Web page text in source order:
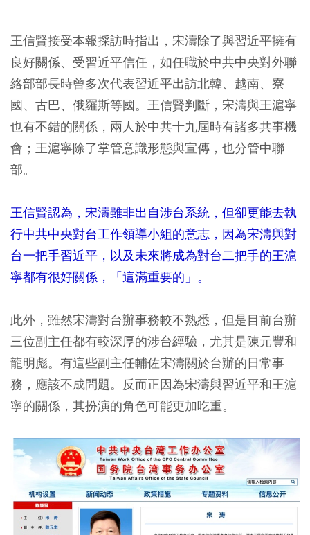
王信賢接受本報採訪時指出，宋濤除了與習近平擁有
良好關係、受習近平信任，如任職於中共中央對外聯
絡部部長時曾多次代表習近平出訪北韓、越南、寮
國、古巴、俄羅斯等國。王信賢判斷，宋濤與王滬寧
也有不錯的關係，兩人於中共十九屆時有諸多共事機
會；王滬寧除了掌管意識形態與宣傳，也分管中聯
部。
王信賢認為，宋濤雖非出自涉台系統，但卻更能去執
行中共中央對台工作領導小組的意志，因為宋濤與對
台一把手習近平，以及未來將成為對台二把手的王滬
寧都有很好關係，「這滿重要的」。
此外，雖然宋濤對台辦事務較不熟悉，但是目前台辦
三位副主任都有較深厚的涉台經驗，尤其是陳元豐和
龍明彪。有這些副主任輔佐宋濤關於台辦的日常事
務，應該不成問題。反而正因為宋濤與習近平和王滬
寧的關係，其扮演的角色可能更加吃重。